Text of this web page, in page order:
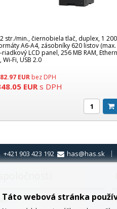
str./min., čiernobiela tlač, duplex, 1
A6-A4, zásobníky 620 listov
riadkový LCD panel, 256 MB RAM,
Wi-Fi, USB 2.0
EUR bez DPH
EUR s DPH
+421 903 423 192 has@has.sk
Táto webová stránka